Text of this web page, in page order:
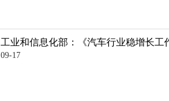
工业和信息化部：《汽车行业稳增长工
09-17